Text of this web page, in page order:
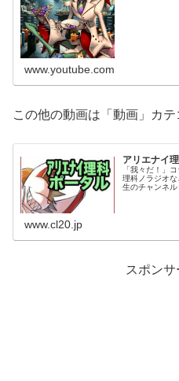
www.youtube.com
この他の動画は「動画」カテ
アリエナイ
「我々だ！」
理科ノラジオ
生のチャンネ
www.cl20.jp
スポンサ